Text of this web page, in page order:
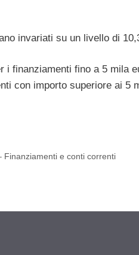
invariati su un livello di
i finanziamenti fino a 5 mila
con importo superiore ai 5
Finanziamenti e conti correnti